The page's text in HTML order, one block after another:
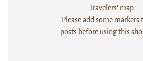
Travelers' map.
Please add some markers
posts before using this